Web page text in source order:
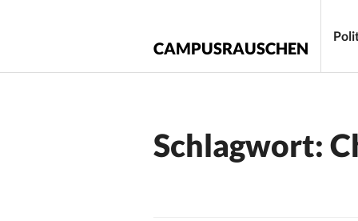
CAMPUSRAUSCHEN
Schlagwort: